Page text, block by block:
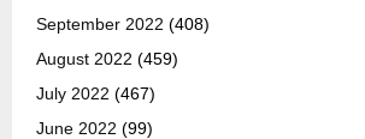
September 2022 (408)
August 2022 (459)
July 2022 (467)
June 2022 (99)